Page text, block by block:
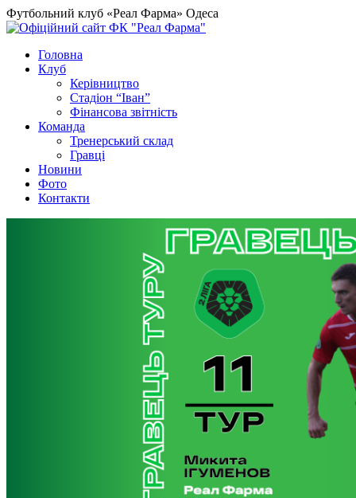
Футбольний клуб «Реал Фарма» Одеса
Головна
Клуб
Керівництво
Стадіон “Іван”
Фінансова звітність
Команда
Тренерський склад
Гравці
Новини
Фото
Контакти